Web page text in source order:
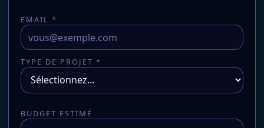
EMAIL *
TYPE DE PROJET *
BUDGET ESTIMÉ